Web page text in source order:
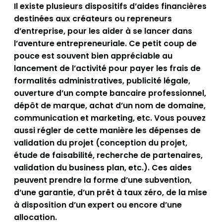
Il existe plusieurs dispositifs d’aides financières
destinées aux créateurs ou repreneurs
d’entreprise, pour les aider à se lancer dans
l’aventure entrepreneuriale. Ce petit coup de
pouce est souvent bien appréciable au
lancement de l’activité pour payer les frais de
formalités administratives, publicité légale,
ouverture d’un compte bancaire professionnel,
dépôt de marque, achat d’un nom de domaine,
communication et marketing, etc. Vous pouvez
aussi régler de cette manière les dépenses de
validation du projet (conception du projet,
étude de faisabilité, recherche de partenaires,
validation du business plan, etc.). Ces aides
peuvent prendre la forme d’une subvention,
d’une garantie, d’un prêt à taux zéro, de la mise
à disposition d’un expert ou encore d’une
allocation.